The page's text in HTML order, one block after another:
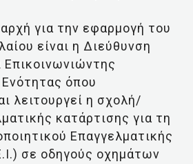
για την εφαρμογή του
είναι η Διεύθυνση
όπου
λειτουργεί η σχολή/
κατάρτισης για τη
Επαγγελματικής
σε οδηγούς οχημάτων